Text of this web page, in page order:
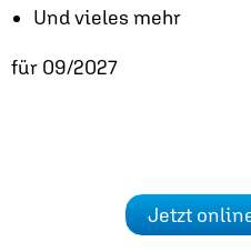
Und vieles mehr
für 09/2027
Jetzt